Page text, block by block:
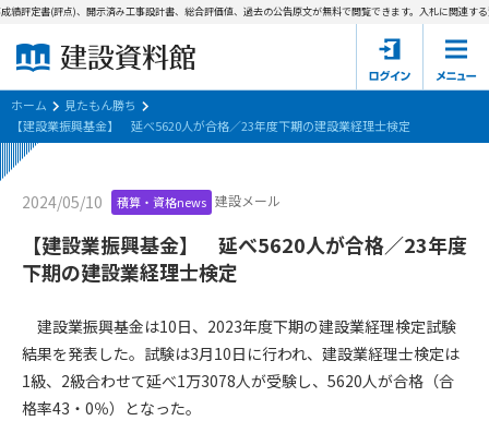
建設資料館とは
東京都の入札資料
国土交通省の入札資料
見たもん勝ち
会員登録について
サポーター会員一覧
定書(評点)、開示済み工事設計書、総合評価値、過去の公告原文が無料で閲覧できます。入札に関連する
ホーム
見たもん勝ち
【建設業振興基金】 延べ5620人が合格／23年度下期の建設業経理士検定
2024/05/10 積算・資格news 建設メール
【建設業振興基金】 延べ5620人が合格／23年度
下期の建設業経理士検定
建設業振興基金は10日、2023年度下期の建設業経理検定試験
結果を発表した。試験は3月10日に行われ、建設業経理士検定は
1級、2級合わせて延べ1万3078人が受験し、5620人が合格（合
格率43・0％）となった。
第1条（規約の目的）
1. 本規約は、建設資料館が提供するサポーター会あ本員、無料
会員サービスの利用条件等について定めるものです。
2. 管理者が建設資料館WEB上で随時掲載するルールは本規約の
一部を構成するものとします。
第2条（規約の変更）